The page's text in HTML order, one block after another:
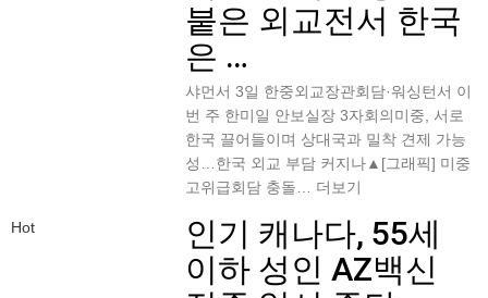
붙은 외교전서 한국
은 …
샤먼서 3일 한중외교장관회담·워싱턴서 이
번 주 한미일 안보실장 3자회의미중, 서로
한국 끌어들이며 상대국과 밀착 견제 가능
성…한국 외교 부담 커지나▲[그래픽] 미중
고위급회담 충돌… 더보기
Hot 인기 캐나다, 55세
이하 성인 AZ백신